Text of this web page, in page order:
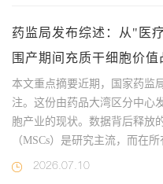
药监局发布综述：从"医
围产期间充质干细胞价值
本文重点摘要近期，国家药监
注。这份由药品大湾区分中心
胞产业的现状。数据背后释
（MSCs）是研究主流，而在所
2026.07.10